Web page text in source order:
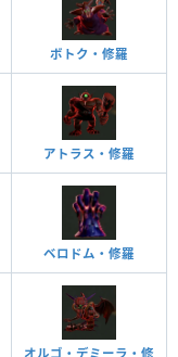
ボトク・修羅
アトラス・修羅
ベロドム・修羅
オルゴ・デミーラ・修